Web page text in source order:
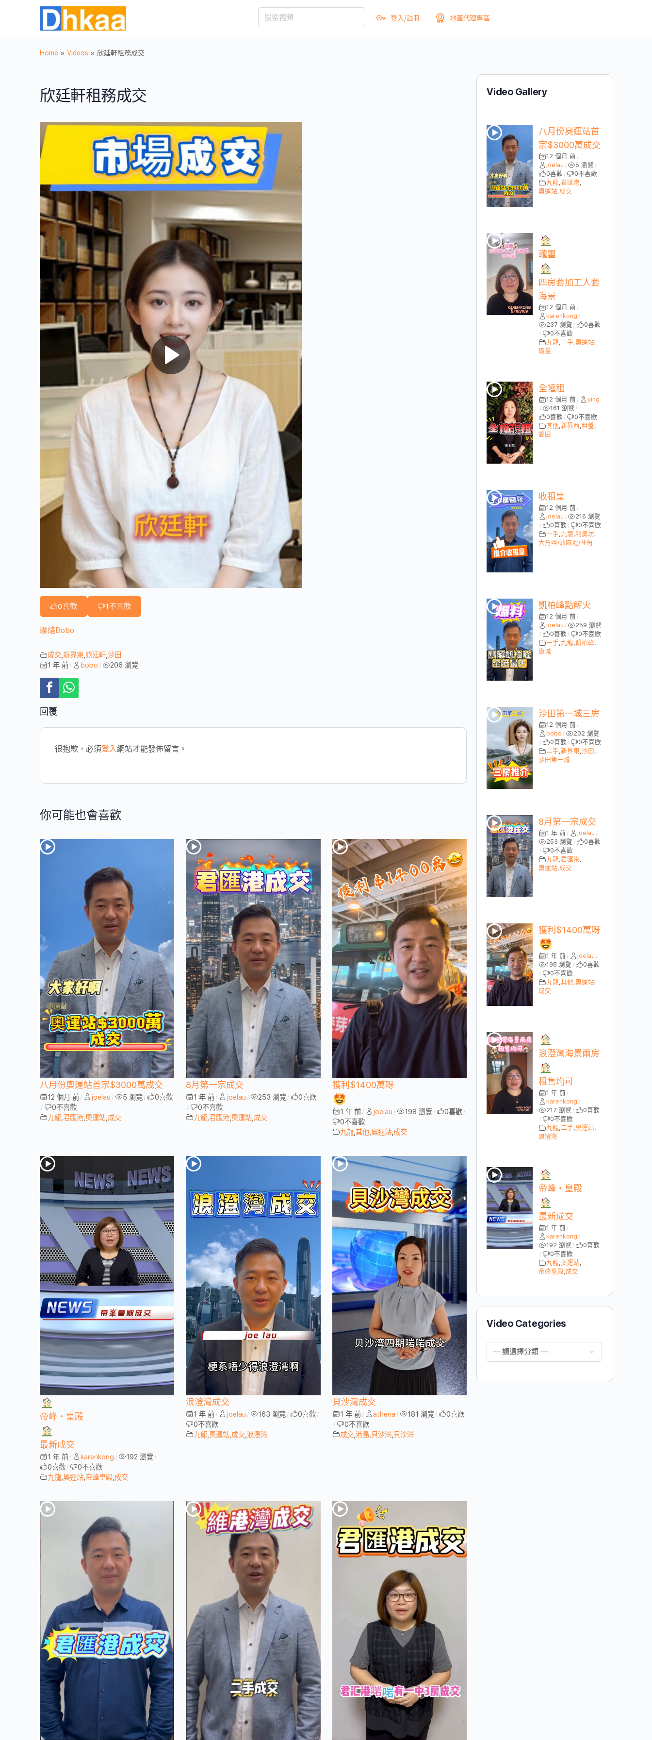
登入/註冊 地產代理專區
Home » Videos » 欣廷軒租務成交
欣廷軒租務成交
0喜歡 1不喜歡
聯絡Bobo
成交 新界東 欣廷軒 沙田
1 年 前 / bobo / 206 瀏覽
回覆
很抱歉，必須登入網站才能發佈留言。
你可能也會喜歡
八月份奧運站首宗$3000萬成交
12 個月 前 / joelau / 5 瀏覽 / 0喜歡
/ 0不喜歡
九龍 君匯港 奧運站 成交
8月第一宗成交
1 年 前 / joelau / 253 瀏覽 / 0喜歡
/ 0不喜歡
九龍 ,君匯港 ,奧運站 成交
獲利$1400萬呀
1 年 前 / joelau / 198 瀏覽 / 0喜歡 /
0不喜歡
九龍, 其他, 奧運站, 成交
帝峰・皇殿
最新成交
1 年 前 / karenkong / 192 瀏覽 /
0喜歡 / 0不喜歡
九龍 奧運站 帝峰皇殿 成交
浪澄灣成交
1 年 前 / joelau / 163 瀏覽 / 0喜歡 /
0不喜歡
九龍 ,奧運站 成交 ,浪澄灣
貝沙灣成交
1 年 前 / athena / 181 瀏覽 / 0喜歡
/ 0不喜歡
成交, 港島, 貝沙灣, 貝沙灣
Video Gallery
八月份奧運站首
宗$3000萬成交
12 個月 前 /
joelau / 5 瀏覽 /
0喜歡 / 0不喜歡
九龍,君匯港,
奧運站,成交
瓏璽
四房套加工人套
海景
12 個月 前 /
karenkong /
237 瀏覽 / 0喜歡
/ 0不喜歡
九龍,二手,奧運站,
瓏璽
全幢租
12 個月 前 / ying
/ 161 瀏覽 /
0喜歡 / 0不喜歡
其他,新界西,租盤,
錦田
收租皇
12 個月 前 /
joelau / 216 瀏覽
/ 0喜歡 / 0不喜歡
一手,九龍,利奧坊,
大角咀/油麻地/旺角
凱柏峰點解火
12 個月 前 /
joelau / 259 瀏覽
/ 0喜歡 / 0不喜歡
一手 九龍 ,凱柏峰
康城
沙田第一城三房
12 個月 前 /
bobo / 202 瀏覽
/ 0喜歡 / 0不喜歡
二手 ,新界東 ,沙田
沙田第一城
8月第一宗成交
1 年 前 / joelau /
253 瀏覽 / 0喜歡
/ 0不喜歡
九龍,君匯港,
奧運站,成交
獲利$1400萬呀
1 年 前 / joelau /
198 瀏覽 / 0喜歡
/ 0不喜歡
九龍,其他,奧運站,
成交
浪澄灣海景兩房
租售均可
1 年 前 /
karenkong /
217 瀏覽 / 0喜歡
/ 0不喜歡
九龍 二手 ,奧運站
浪澄灣
帝峰・皇殿
最新成交
1 年 前 /
karenkong /
192 瀏覽 / 0喜歡
/ 0不喜歡
九龍 ,奧運站
帝峰皇殿 成交
Video Categories